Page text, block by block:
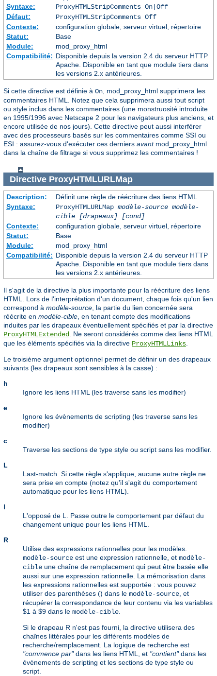
Syntaxe:
ProxyHTMLStripComments On|Off
Défaut:
ProxyHTMLStripComments Off
Contexte:
configuration globale, serveur virtuel, répertoire
Statut:
Base
Module:
mod_proxy_html
Compatibilité: Disponible depuis la version 2.4 du serveur HTTP
Apache. Disponible en tant que module tiers dans
les versions 2.x antérieures.
Si cette directive est définie à On, mod_proxy_html supprimera les
commentaires HTML. Notez que cela supprimera aussi tout script
ou style inclus dans les commentaires (une monstruosité introduite
en 1995/1996 avec Netscape 2 pour les navigateurs plus anciens, et
encore utilisée de nos jours). Cette directive peut aussi interférer
avec des processeurs basés sur les commentaires comme SSI ou
ESI : assurez-vous d'exécuter ces derniers avantmod_proxy_html
dans la chaîne de filtrage si vous supprimez les commentaires !
Directive ProxyHTMLURLMap
Description:
Définit une règle de réécriture des liens HTML
Syntaxe:
ProxyHTMLURLMap modèle-source modèle-
cible [drapeaux] [cond]
Contexte:
configuration globale, serveur virtuel, répertoire
Statut:
Base
Module:
mod_proxy_html
Compatibilité: Disponible depuis la version 2.4 du serveur HTTP
Apache. Disponible en tant que module tiers dans
les versions 2.x antérieures.
Il s'agit de la directive la plus importante pour la réécriture des liens
HTML. Lors de l'interprétation d'un document, chaque fois qu'un lien
correspond à modèle-source, la partie du lien concernée sera
réécrite en modèle-cible, en tenant compte des modifications
induites par les drapeaux éventuellement spécifiés et par la directive
ProxyHTMLExtended. Ne seront considérés comme des liens HTML
que les éléments spécifiés via la directive ProxyHTMLLinks.
Le troisième argument optionnel permet de définir un des drapeaux
suivants (les drapeaux sont sensibles à la casse) :
h
Ignore les liens HTML (les traverse sans les modifier)
e
Ignore les évènements de scripting (les traverse sans les
modifier)
c
Traverse les sections de type style ou script sans les modifier.
L
Last-match. Si cette règle s'applique, aucune autre règle ne
sera prise en compte (notez qu'il s'agit du comportement
automatique pour les liens HTML).
l
L'opposé de L. Passe outre le comportement par défaut du
changement unique pour les liens HTML.
R
Utilise des expressions rationnelles pour les modèles.
modèle-source est une expression rationnelle, et modèle-
cible une chaîne de remplacement qui peut être basée elle
aussi sur une expression rationnelle. La mémorisation dans
les expressions rationnelles est supportée : vous pouvez
utiliser des parenthèses () dans le modèle-source, et
récupérer la correspondance de leur contenu via les variables
$1 à $9 dans le modèle-cible.
Si le drapeau R n'est pas fourni, la directive utilisera des
chaînes littérales pour les différents modèles de
recherche/remplacement. La logique de recherche est
"commence par"dans les liens HTML, et "contient"dans les
évènements de scripting et les sections de type style ou
script.